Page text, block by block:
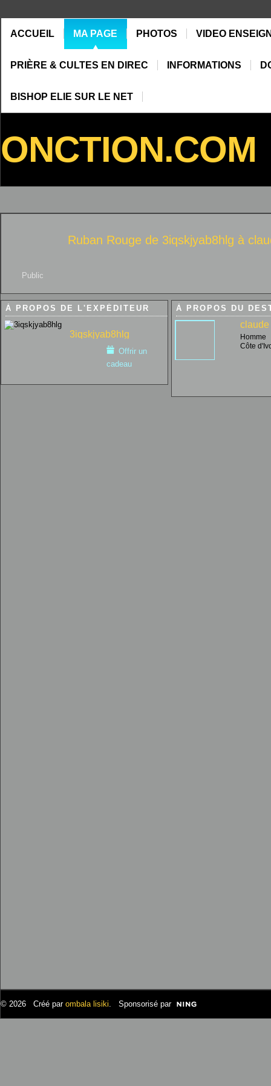
ACCUEIL MA PAGE PHOTOS VIDEO
PRIÈRE & CULTES EN DIREC INFORMATIONS
BISHOP ELIE SUR LE NET
ONCTION.COM
Public
Ruban Rouge de 3iqskjyab8hlg à
À PROPOS DE L'EXPÉDITEUR
3iqskjyab8hlg
Offrir un
cadeau
À PROPOS DU
Homme
Côte
© 2026 Créé par ombala lisiki. Sponsorisé par